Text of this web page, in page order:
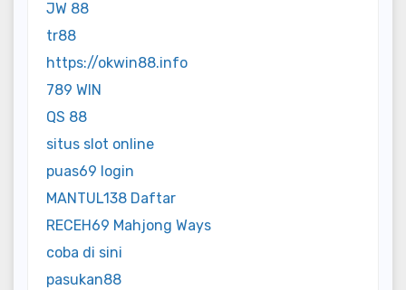
JW 88
tr88
https://okwin88.info
789 WIN
QS 88
situs slot online
puas69 login
MANTUL138 Daftar
RECEH69 Mahjong Ways
coba di sini
pasukan88